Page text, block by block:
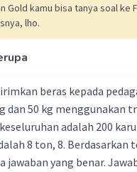
Gold kamu bisa tanya soal ke
lho.
beras kepada
dan 50 kg menggunakan
adalah 200
8 ton, 8. Berdasarkan
jawaban yang benar.